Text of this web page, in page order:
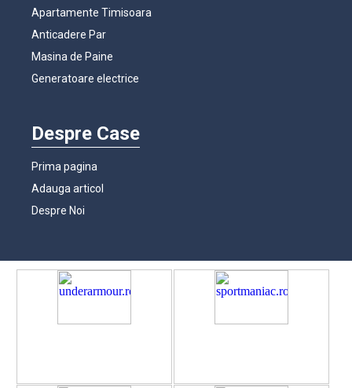
Apartamente Timisoara
Anticadere Par
Masina de Paine
Generatoare electrice
Despre Case
Prima pagina
Adauga articol
Despre Noi